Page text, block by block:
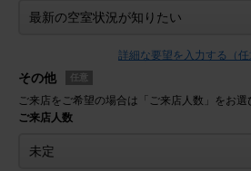
詳細な要望を入力する（任
その他 任意
ご来店をご希望の場合は「ご来店人数」をお選
ご来店人数